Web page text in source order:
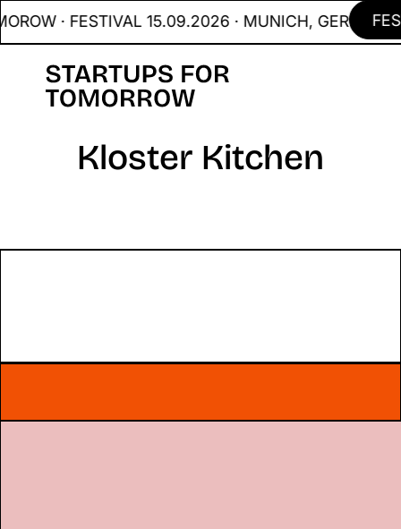
· FESTIVAL 15.09.2026 · MUNICH, GER
Kloster Kitchen